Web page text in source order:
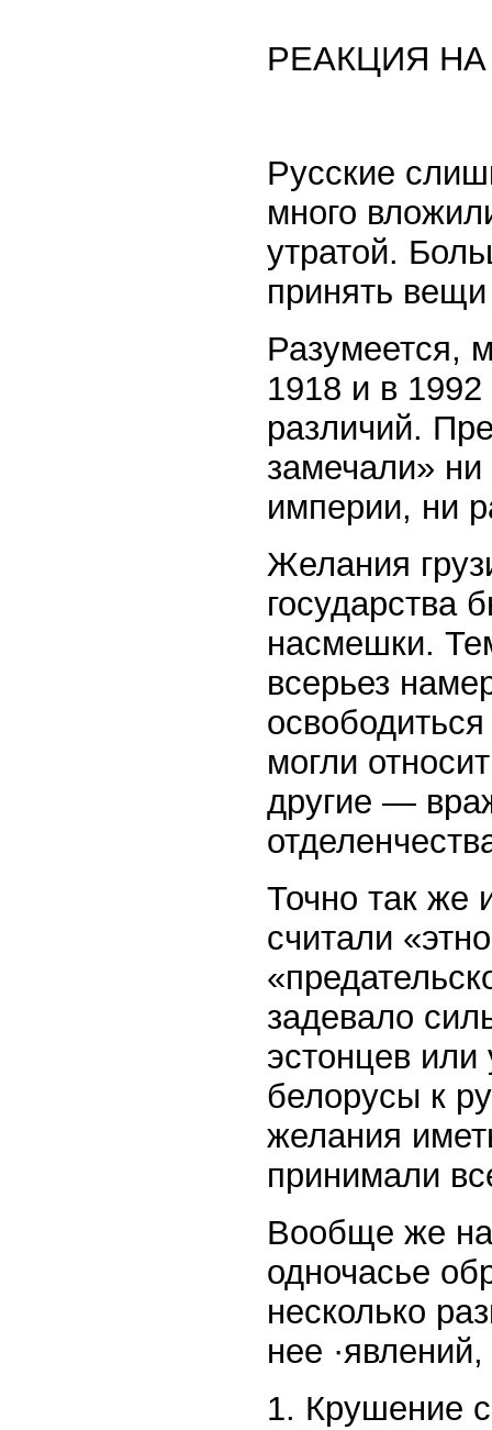
РЕАКЦИЯ
Русские
много
утратой.
принять
Разумеется,
1918 и в 1992
различий.
замечали»
империи, ни
Желания
государства
насмешки.
всерьез
могли
другие —
Точно так же
считали
задевало
эстонцев
белорусы к
желания
принимали
Вообще же на
одночасье
несколько
нее
1. Крушение